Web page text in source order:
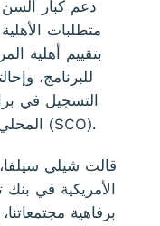
دعم كبار
متطلبات
للبرنامج،
التسجيل في
PACE المحلي وخيارات رعاية كبار السن (SCO).
قالت شيلي
الأمريكية في
برفاهية